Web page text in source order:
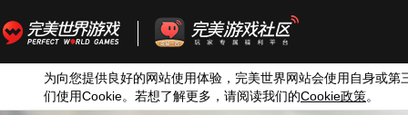
为向您提供良好的网站使用体验，完美世界网站会使用自身或第
们使用Cookie。若想了解更多，请阅读我们的Cookie政策。